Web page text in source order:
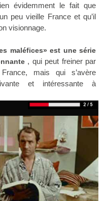
évidemment le fait que
peu vieille France et qu’il
visionnage.
maléfices» est une série
, qui peut freiner par
mais qui s’avère
et intéressante à